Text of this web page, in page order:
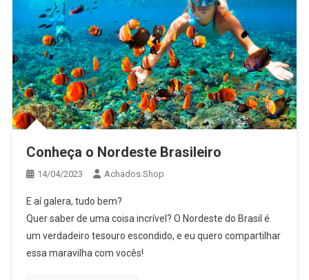
Conheça o Nordeste Brasileiro
14/04/2023 Achados.Shop
E aí galera, tudo bem?
Quer saber de uma coisa incrível? O Nordeste do Brasil é
um verdadeiro tesouro escondido, e eu quero compartilhar
essa maravilha com vocês!